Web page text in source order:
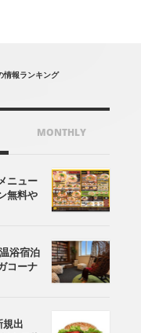
情報ランキング
MONTHLY
ニュー
無料や
浴宿泊
コーナ
規出